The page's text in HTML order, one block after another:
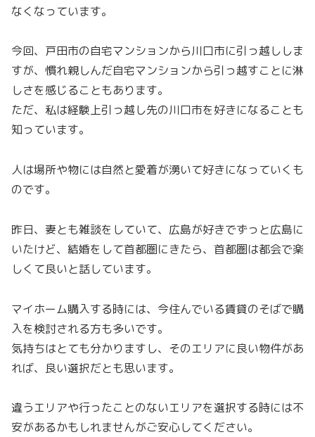
なくなっています。
今回、戸田市の自宅マンションから川口市に引っ越ししま
すが、慣れ親しんだ自宅マンションから引っ越すことに淋
しさを感じることもあります。
ただ、私は経験上引っ越し先の川口市を好きになることも
知っています。
人は場所や物には自然と愛着が湧いて好きになっていくも
のです。
昨日、妻とも雑談をしていて、広島が好きでずっと広島に
いたけど、結婚をして首都圏にきたら、首都圏は都会で楽
しくて良いと話しています。
マイホーム購入する時には、今住んでいる賃貸のそばで購
入を検討される方も多いです。
気持ちはとても分かりますし、そのエリアに良い物件があ
れば、良い選択だとも思います。
違うエリアや行ったことのないエリアを選択する時には不
安があるかもしれませんがご安心してください。